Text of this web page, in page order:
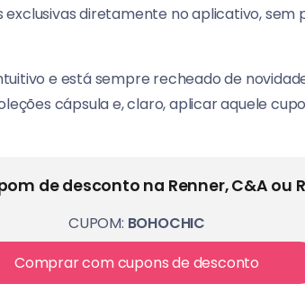
diretamente no aplicativo,
e está sempre recheado de
cápsula e, claro, aplicar aquele
de desconto na Renner, C&A ou
CUPOM: BOHOCHIC
Comprar com cupons de desconto